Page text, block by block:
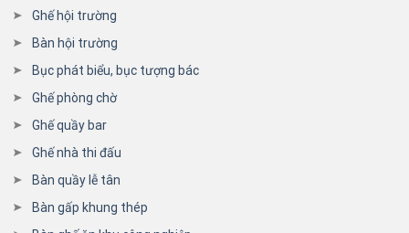
Ghế hội trường
Bàn hội trường
Bục phát biểu, bục tượng bác
Ghế phòng chờ
Ghế quầy bar
Ghế nhà thi đấu
Bàn quầy lễ tân
Bàn gấp khung thép